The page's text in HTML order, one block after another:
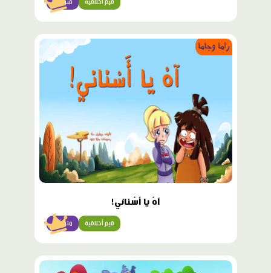
متوسّط قيم أخلاقية
محتوى
مميّز
آهْ يا أَسْناني!
متوسّط قيم أخلاقية
محتوى